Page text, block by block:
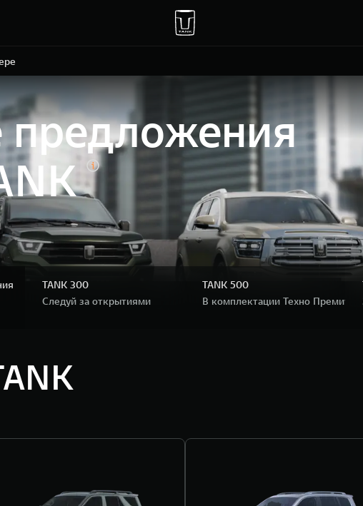
TANK 300
Следуй за открытиями
TANK 500
В комплектации Техно Премиум